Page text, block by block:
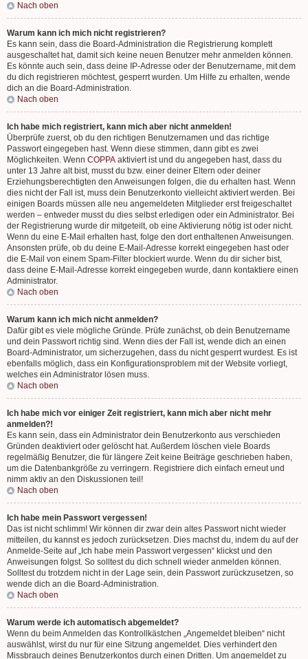
Nach oben
Warum kann ich mich nicht registrieren?
Es kann sein, dass die Board-Administration die Registrierung komplett
ausgeschaltet hat, damit sich keine neuen Benutzer mehr anmelden können.
Es könnte auch sein, dass deine IP-Adresse oder der Benutzername, mit dem
du dich registrieren möchtest, gesperrt wurden. Um Hilfe zu erhalten, wende
dich an die Board-Administration.
Nach oben
Ich habe mich registriert, kann mich aber nicht anmelden!
Überprüfe zuerst, ob du den richtigen Benutzernamen und das richtige
Passwort eingegeben hast. Wenn diese stimmen, dann gibt es zwei
Möglichkeiten. Wenn COPPA aktiviert ist und du angegeben hast, dass du
unter 13 Jahre alt bist, musst du bzw. einer deiner Eltern oder deiner
Erziehungsberechtigten den Anweisungen folgen, die du erhalten hast. Wenn
dies nicht der Fall ist, muss dein Benutzerkonto vielleicht aktiviert werden. Bei
einigen Boards müssen alle neu angemeldeten Mitglieder erst freigeschaltet
werden – entweder musst du dies selbst erledigen oder ein Administrator. Bei
der Registrierung wurde dir mitgeteilt, ob eine Aktivierung nötig ist oder nicht.
Wenn du eine E-Mail erhalten hast, folge den dort enthaltenen Anweisungen.
Ansonsten prüfe, ob du deine E-Mail-Adresse korrekt eingegeben hast oder
die E-Mail von einem Spam-Filter blockiert wurde. Wenn du dir sicher bist,
dass deine E-Mail-Adresse korrekt eingegeben wurde, dann kontaktiere einen
Administrator.
Nach oben
Warum kann ich mich nicht anmelden?
Dafür gibt es viele mögliche Gründe. Prüfe zunächst, ob dein Benutzername
und dein Passwort richtig sind. Wenn dies der Fall ist, wende dich an einen
Board-Administrator, um sicherzugehen, dass du nicht gesperrt wurdest. Es ist
ebenfalls möglich, dass ein Konfigurationsproblem mit der Website vorliegt,
welches ein Administrator lösen muss.
Nach oben
Ich habe mich vor einiger Zeit registriert, kann mich aber nicht mehr
anmelden?!
Es kann sein, dass ein Administrator dein Benutzerkonto aus verschieden
Gründen deaktiviert oder gelöscht hat. Außerdem löschen viele Boards
regelmäßig Benutzer, die für längere Zeit keine Beiträge geschrieben haben,
um die Datenbankgröße zu verringern. Registriere dich einfach erneut und
nimm aktiv an den Diskussionen teil!
Nach oben
Ich habe mein Passwort vergessen!
Das ist nicht schlimm! Wir können dir zwar dein altes Passwort nicht wieder
mitteilen, du kannst es jedoch zurücksetzen. Dies machst du, indem du auf der
Anmelde-Seite auf „Ich habe mein Passwort vergessen“ klickst und den
Anweisungen folgst. So solltest du dich schnell wieder anmelden können.
Solltest du trotzdem nicht in der Lage sein, dein Passwort zurückzusetzen, so
wende dich an die Board-Administration.
Nach oben
Warum werde ich automatisch abgemeldet?
Wenn du beim Anmelden das Kontrollkästchen „Angemeldet bleiben“ nicht
auswählst, wirst du nur für eine Sitzung angemeldet. Dies verhindert den
Missbrauch deines Benutzerkontos durch einen Dritten. Um angemeldet zu